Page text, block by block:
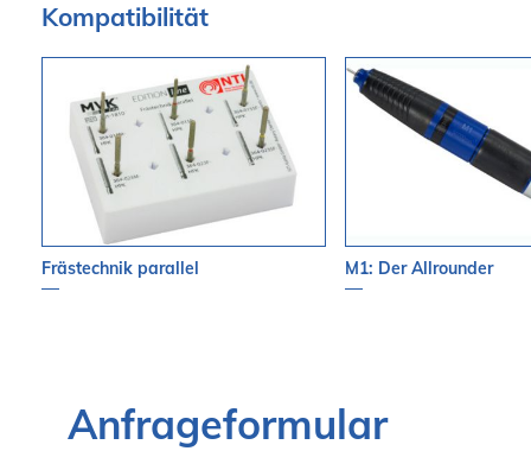
Kompatibilität
Frästechnik parallel M1: Der Allrounder
Anfrageformular